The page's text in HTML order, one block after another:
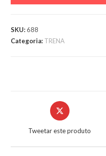
SKU:688
Categoria: TRENA
Tweetar este produto